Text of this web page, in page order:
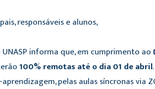
responsáveis e alunos,
informa que, em cumprimento ao
100% remotas até o dia 01 de abril
pelas aulas síncronas via